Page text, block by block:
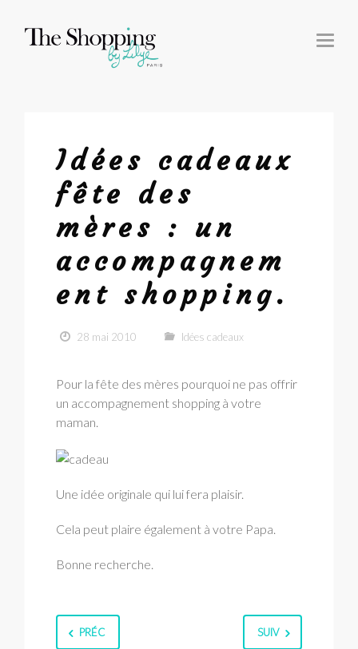
T
O
Idées cadeaux
fête des
mères : un
accompagnem
ent shopping.
28 mai 2010 Idées cadeaux
Pour la fête des mères pourquoi ne pas offrir
un accompagnement shopping à votre
maman.
Une idée originale qui lui fera plaisir.
Cela peut plaire également à votre Papa.
Bonne recherche.
PRÉC SUIV